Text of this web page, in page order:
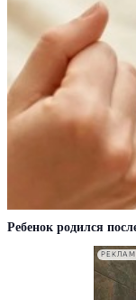
Ребенок родился